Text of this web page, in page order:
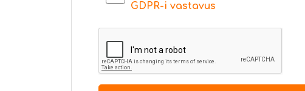
GDPR-i vastavus